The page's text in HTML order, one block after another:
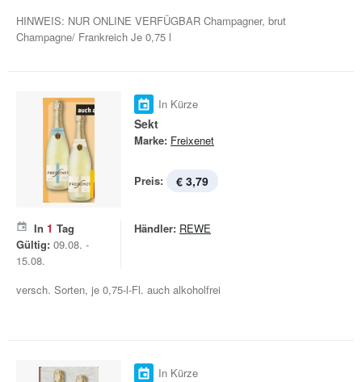
HINWEIS: NUR ONLINE VERFÜGBAR Champagner, brut
Champagne/ Frankreich Je 0,75 l
In Kürze
Sekt
Marke: Freixenet
Preis: € 3,79
In 1 Tag
Gültig: 09.08. -
15.08.
Händler: REWE
versch. Sorten, je 0,75-l-Fl. auch alkoholfrei
In Kürze